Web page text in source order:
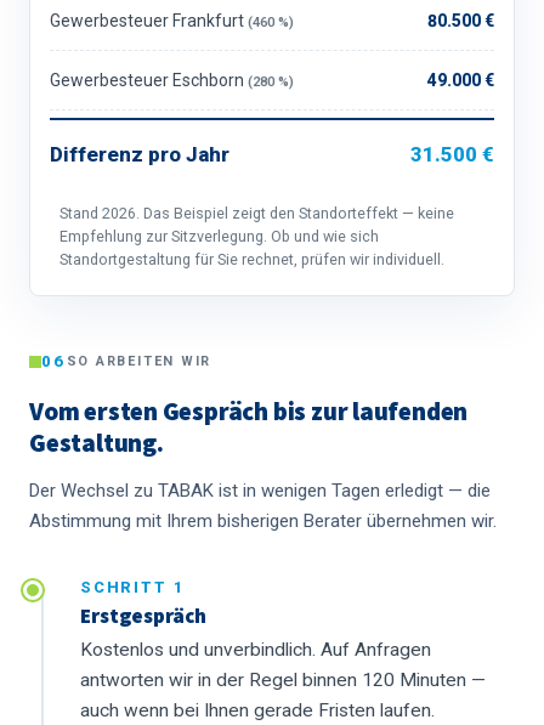
Gewerbesteuer Frankfurt (460 %) 80.500 €
Gewerbesteuer Eschborn (280 %) 49.000 €
Differenz pro Jahr 31.500 €
Stand 2026. Das Beispiel zeigt den Standorteffekt — keine
Empfehlung zur Sitzverlegung. Ob und wie sich
Standortgestaltung für Sie rechnet, prüfen wir individuell.
06 SO ARBEITEN WIR
Vom ersten Gespräch bis zur laufenden
Gestaltung.
Der Wechsel zu TABAK ist in wenigen Tagen erledigt — die
Abstimmung mit Ihrem bisherigen Berater übernehmen wir.
SCHRITT 1
Erstgespräch
Kostenlos und unverbindlich. Auf Anfragen
antworten wir in der Regel binnen 120 Minuten —
auch wenn bei Ihnen gerade Fristen laufen.